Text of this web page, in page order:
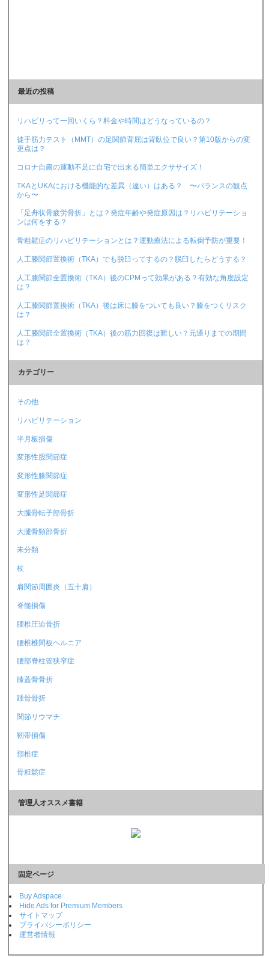
最近の投稿
リハビリって一回いくら？料金や時間はどうなっているの？
徒手筋力テスト（MMT）の足関節背屈は背臥位で良い？第10版からの変
更点は？
コロナ自粛の運動不足に自宅で出来る簡単エクササイズ！
TKAとUKAにおける機能的な差異（違い）はある？ 〜バランスの観点
から〜
「足舟状骨疲労骨折」とは？発症年齢や発症原因は？リハビリテーショ
ンは何をする？
骨粗鬆症のリハビリテーションとは？運動療法による転倒予防が重要！
人工膝関節置換術（TKA）でも脱臼ってするの？脱臼したらどうする？
人工膝関節全置換術（TKA）後のCPMって効果がある？有効な角度設定
は？
人工膝関節置換術（TKA）後は床に膝をついても良い？膝をつくリスク
は？
人工膝関節全置換術（TKA）後の筋力回復は難しい？元通りまでの期間
は？
カテゴリー
その他
リハビリテーション
半月板損傷
変形性股関節症
変形性膝関節症
変形性足関節症
大腿骨転子部骨折
大腿骨頸部骨折
未分類
杖
肩関節周囲炎（五十肩）
脊髄損傷
腰椎圧迫骨折
腰椎椎間板ヘルニア
腰部脊柱管狭窄症
膝蓋骨骨折
踵骨骨折
関節リウマチ
靭帯損傷
頚椎症
骨粗鬆症
管理人オススメ書籍
固定ページ
Buy Adspace
Hide Ads for Premium Members
サイトマップ
プライバシーポリシー
運営者情報